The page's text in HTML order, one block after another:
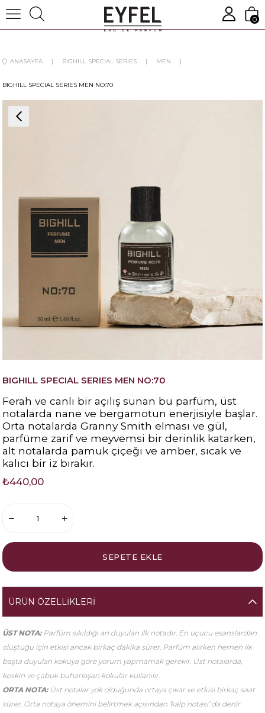
0
ANASAYFA BIGHILL SPECIAL SERIES MEN
BIGHILL SPECIAL SERIES MEN NO:70
BIGHILL SPECIAL SERIES MEN NO:70
Ferah ve canlı bir açılış sunan bu parfüm, üst
notalarda nane ve bergamotun enerjisiyle başlar.
Orta notalarda Granny Smith elması ve gül,
parfüme zarif ve meyvemsi bir derinlik katarken,
alt notalarda pamuk çiçeği ve amber, sıcak ve
kalıcı bir iz bırakır.
₺440,00
ÜRÜN ÖZELLIKLERI
ÜST NOTA:Parfüm sıkıldığı an duyulan ilk notadır. En uçucu esanslardan
oluştuğu için etkisi ancak birkaç dakika sürer. Parfüm alırken hemen ilk
başta duyulan kokuya göre yorum yapmamak gerekir. Üst notalarda,
keskin ve çabuk buharlaşan kokular kullanılır.
ORTA NOTA: Üst notalar yok olduğunda ortaya çıkar ve etkisi birkaç saat
sürer. Orta notaya önemini belirtmek açısından ‘kalp notası’ da denir.